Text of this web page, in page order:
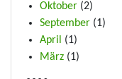
Oktober (2)
September (1)
April
(1)
März (1)